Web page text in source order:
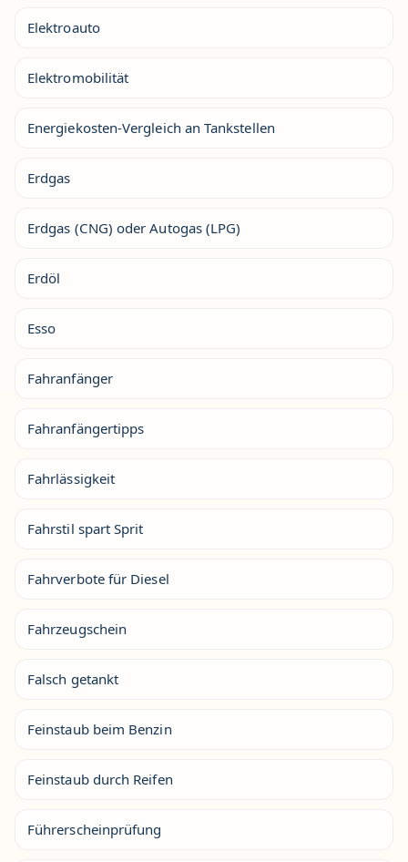
Elektroauto
Elektromobilität
Energiekosten-Vergleich an Tankstellen
Erdgas
Erdgas (CNG) oder Autogas (LPG)
Erdöl
Esso
Fahranfänger
Fahranfängertipps
Fahrlässigkeit
Fahrstil spart Sprit
Fahrverbote für Diesel
Fahrzeugschein
Falsch getankt
Feinstaub beim Benzin
Feinstaub durch Reifen
Führerscheinprüfung